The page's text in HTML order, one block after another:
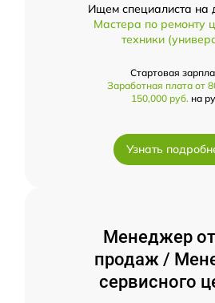
Ищем специалиста на
Мастера по ремонту
техники
Стартовая
Заработная плата от
150,000 руб. на
Узнать
Менеджер
продаж /
сервисного